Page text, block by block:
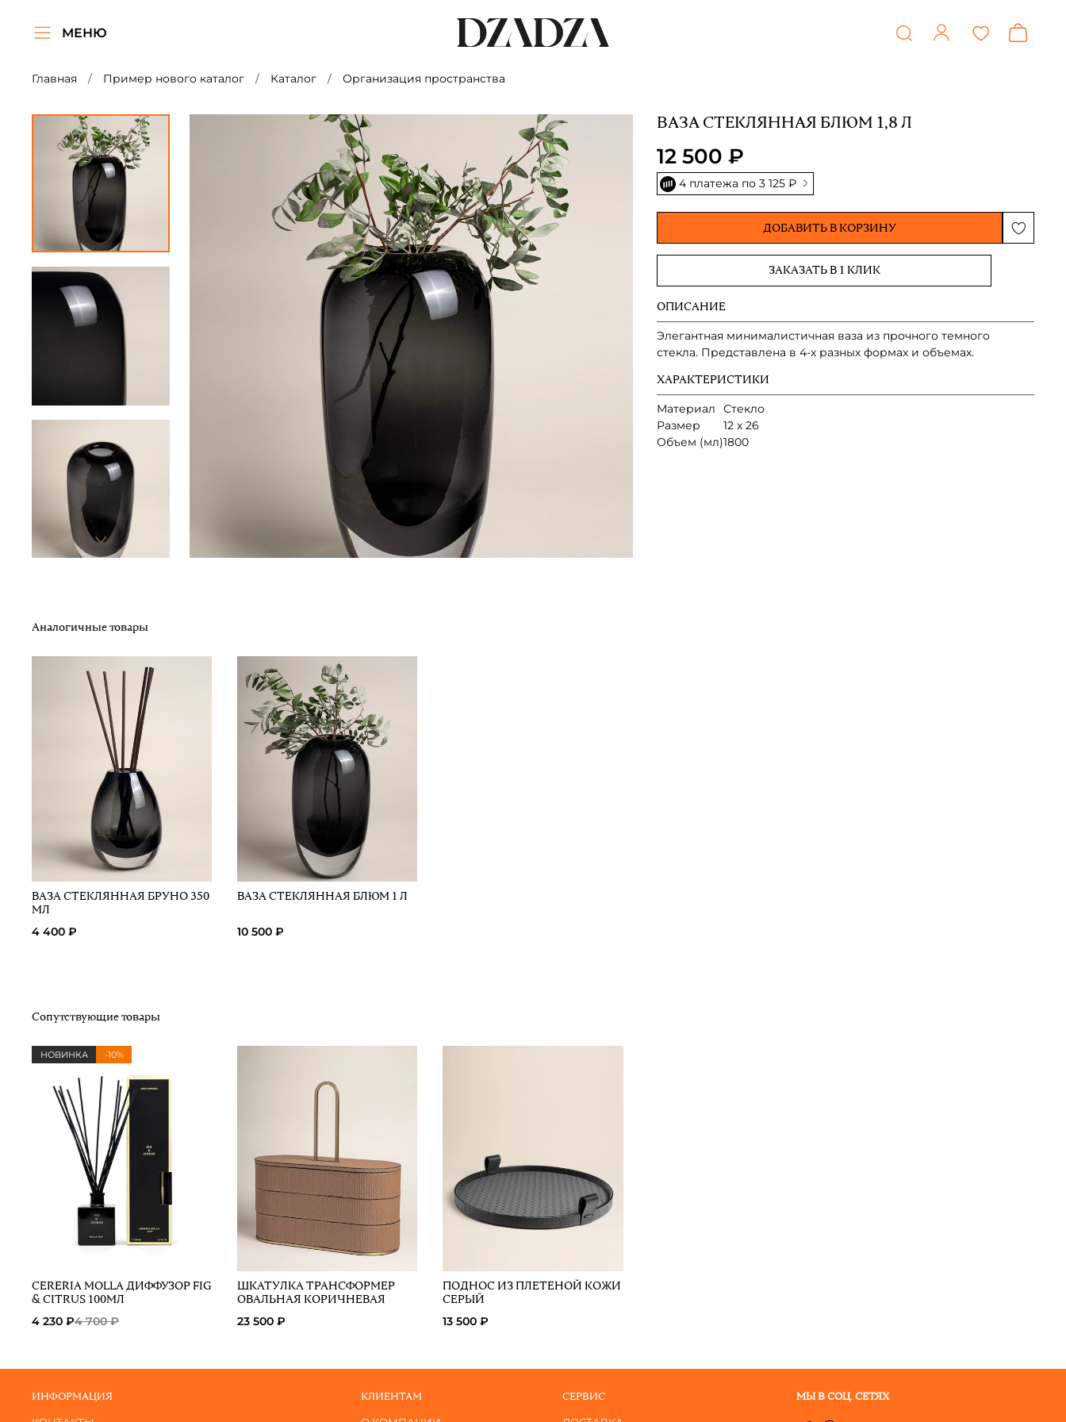
МЕНЮ
Главная Пример нового каталог Каталог Организация пространства
ВАЗА СТЕКЛЯННАЯ БЛЮМ 1,8 Л
12 500 ₽
4 платежа по3 125 ₽
ДОБАВИТЬ В КОРЗИНУ
ЗАКАЗАТЬ В 1 КЛИК
ОПИСАНИЕ
Элегантная минималистичная ваза из прочного темного
стекла. Представлена в 4-х разных формах и объемах.
ХАРАКТЕРИСТИКИ
Материал
Стекло
Размер
12 х 26
Объем (мл)1800
Аналогичные товары
ВАЗА СТЕКЛЯННАЯ БРУНО 350
МЛ
4 400 ₽
ВАЗА СТЕКЛЯННАЯ БЛЮМ 1 Л
10 500 ₽
Сопутствующие товары
НОВИНКА -10%
CERERIA MOLLA ДИФФУЗОР FIG
& CITRUS 100МЛ
4 230 ₽4 700 ₽
ШКАТУЛКА ТРАНСФОРМЕР
ОВАЛЬНАЯ КОРИЧНЕВАЯ
23 500 ₽
ПОДНОС ИЗ ПЛЕТЕНОЙ КОЖИ
СЕРЫЙ
13 500 ₽
ИНФОРМАЦИЯ КЛИЕНТАМ СЕРВИС МЫ В СОЦ. СЕТЯХ